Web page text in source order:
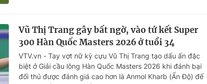
Vũ Thị Trang gây bất ngờ, vào tứ kết Super
300 Hàn Quốc Masters 2026 ở tuổi 34
VTV.vn - Tay vợt nữ kỳ cựu Vũ Thị Trang tạo dấu ấn đặc
biệt ở Giải cầu lông Hàn Quốc Masters 2026 khi đánh bại
đối thủ được đánh giá cao hơn là Anmol Kharb (Ấn Độ) để